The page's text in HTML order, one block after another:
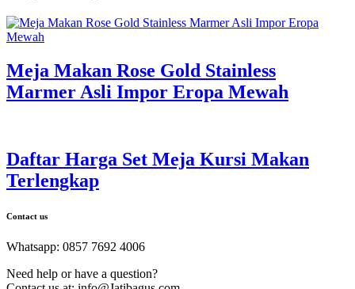
Meja Makan Rose Gold Stainless
Marmer Asli Impor Eropa Mewah
Daftar Harga Set Meja Kursi Makan
Terlengkap
Contact us
Whatsapp: 0857 7692 4006
Need help or have a question?